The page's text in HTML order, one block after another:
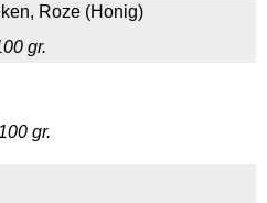
Roze (Honig)
gr.
gr.